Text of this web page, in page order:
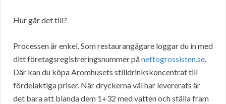
Hur går det till?
Processen är enkel. Som restaurangägare loggar du in med
ditt företagsregistreringsnummer pånettogrossisten.se.
Där kan du köpa Aromhusets stilldrinkskoncentrat till
fördelaktiga priser. När dryckerna väl har levererats är
det bara att blanda dem 1+32 med vatten och ställa fram